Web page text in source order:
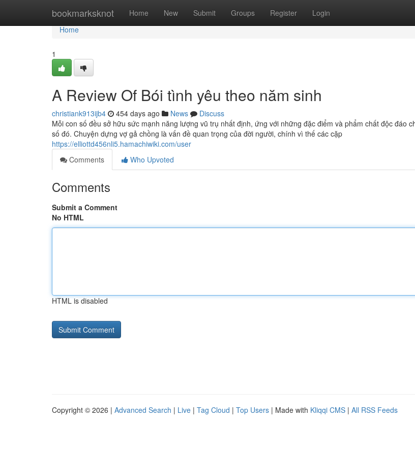
bookmarksknot Home New Submit Groups Register Login
Home
Home
1
A Review Of Bói tình yêu theo năm sinh
christiank913ijb4 454 days ago News
Discuss
Mỗi con số đều sở hữu sức mạnh năng lượng vũ trụ nhất định, ứng với những đặc điểm và phẩm chất độc đáo
số đó. Chuyện dựng vợ gả chồng là vấn đề quan trọng của đời người, chính vì thế các cặp
https://elliottd456nli5.hamachiwiki.com/user
Comments
Who Upvoted
Comments
Submit a Comment
No HTML
HTML is disabled
Copyright © 2026 | Advanced Search | Live | Tag Cloud | Top Users | Made with Kliqqi CMS | All RSS Feeds